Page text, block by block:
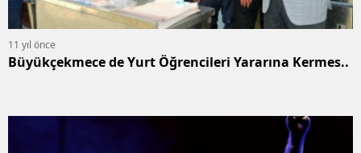
11 yıl önce
Büyükçekmece de Yurt Öğrencileri Yararına Kermes..